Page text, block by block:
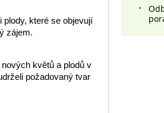
které se objevují
zájem.
květů a plodů v
požadovaný tvar